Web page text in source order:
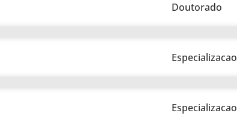
Doutorado
Especializacao
Especializacao